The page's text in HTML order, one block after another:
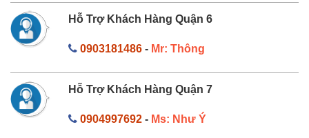
Hỗ Trợ Khách Hàng Quận 6
0903181486- Mr: Thông
Hỗ Trợ Khách Hàng Quận 7
0904997692- Ms: Như Ý